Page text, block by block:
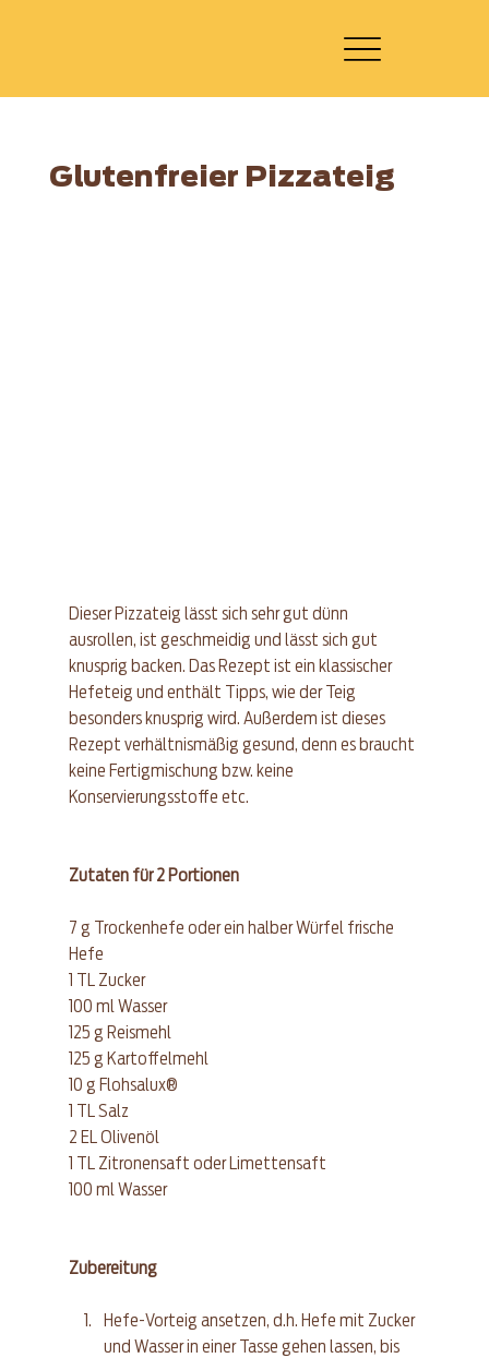
Glutenfreier Pizzateig
Dieser Pizzateig lässt sich sehr gut dünn
ausrollen, ist geschmeidig und lässt sich gut
knusprig backen. Das Rezept ist ein klassischer
Hefeteig und enthält Tipps, wie der Teig
besonders knusprig wird. Außerdem ist dieses
Rezept verhältnismäßig gesund, denn es braucht
keine Fertigmischung bzw. keine
Konservierungsstoffe etc.
Zutaten für 2 Portionen
7 g Trockenhefe oder ein halber Würfel frische
Hefe
1 TL Zucker
100 ml Wasser
125 g Reismehl
125 g Kartoffelmehl
10 g Flohsalux®
1 TL Salz
2 EL Olivenöl
1 TL Zitronensaft oder Limettensaft
100 ml Wasser
Zubereitung
Hefe-Vorteig ansetzen, d.h. Hefe mit Zucker
und Wasser in einer Tasse gehen lassen, bis